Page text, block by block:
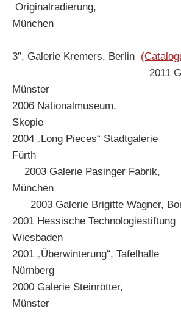
Originalradierung,
2016
3”, Galerie Kremers, Berlin
2011 Galerie
Münster
2006 Nationalmuseum,
2004 „Long Pieces“ Stadtgalerie
2003 Galerie Pasinger Fabrik,
2003 Galerie Brigitte Wagner,
2001 Hessische Technologiestiftung
2001 „Überwinterung“, Tafelhalle
2000 Galerie Steinrötter,